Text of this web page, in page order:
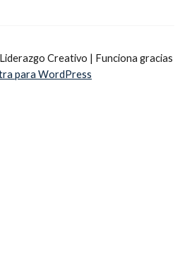
Creativo | Funciona gracias
para WordPress